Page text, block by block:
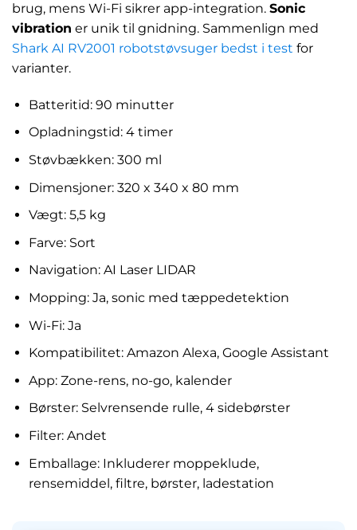
brug, mens Wi-Fi sikrer app-integration. Sonic
vibration er unik til gnidning. Sammenlign med
Shark AI RV2001 robotstøvsuger bedst i test for
varianter.
Batteritid: 90 minutter
Opladningstid: 4 timer
Støvbækken: 300 ml
Dimensjoner: 320 x 340 x 80 mm
Vægt: 5,5 kg
Farve: Sort
Navigation: AI Laser LIDAR
Mopping: Ja, sonic med tæppedetektion
Wi-Fi: Ja
Kompatibilitet: Amazon Alexa, Google Assistant
App: Zone-rens, no-go, kalender
Børster: Selvrensende rulle, 4 sidebørster
Filter: Andet
Emballage: Inkluderer moppeklude,
rensemiddel, filtre, børster, ladestation